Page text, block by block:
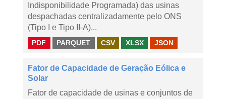
Indisponibilidade Programada) das usinas
despachadas centralizadamente pelo ONS
(Tipo I e Tipo II-A)...
PDF PARQUET CSV XLSX JSON
Fator de Capacidade de Geração Eólica e
Solar
Fator de capacidade de usinas e conjuntos de